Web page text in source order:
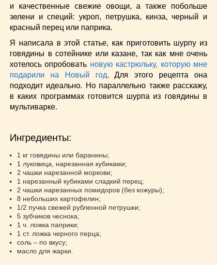
Простые(102)
Русская кухня(81)
Рыба(45)
Салаты(33)
Советы(42)
Соусы(8)
Супы
Торты(52)
Украинская кухня
Французская кухня
Хлеб (21)
Что приготовить из тыквы (14)
Что приготовить на завтрак?(68)
Что приготовить на ужин?(254)
Японская кухня(16)
и качественные свежие овощи, а также побольше
зелени и специй: укроп, петрушка, кинза, черный и
красный перец или паприка.
Я написала в этой статье, как приготовить шурпу из
говядины в сотейнике или казане, так как мне очень
хотелось опробовать новую кастрюльку, которую мне
подарили на Новый год. Для этого рецепта она
подходит идеально. Но параллельно также расскажу,
в каких программах готовится шурпа из говядины в
мультиварке.
Ингредиенты:
1 кг говядины или баранины;
1 луковица, нарезанная кубиками;
2 чашки нарезанной моркови;
1 нарезанный кубиками сладкий перец;
2 чашки нарезанных помидоров (без кожуры);
8 небольших картофелин;
1/2 пучка свежей рубленной петрушки;
5 зубчиков чеснока;
1 ч. ложка паприки;
1 ст. ложка черного перца;
соль – по вкусу;
масло для жарки.